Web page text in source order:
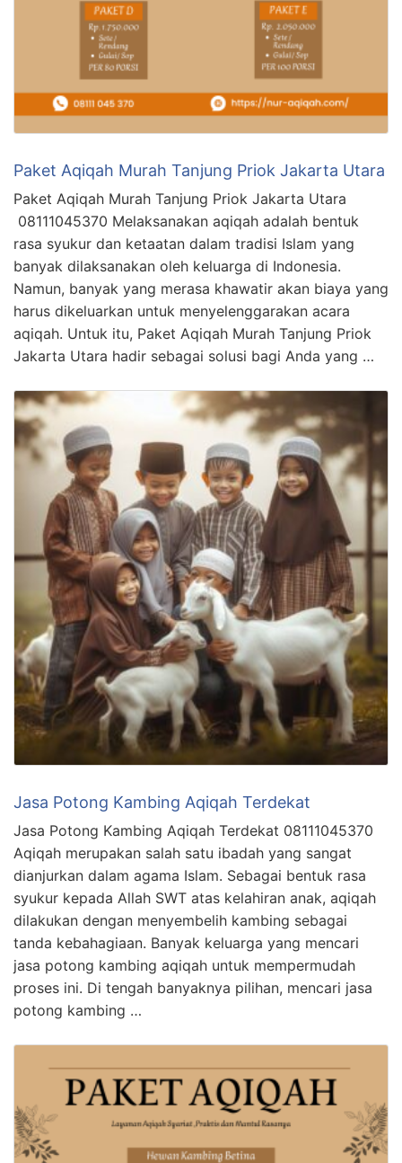
Paket Aqiqah Murah Tanjung Priok Jakarta Utara
Paket Aqiqah Murah Tanjung Priok Jakarta Utara
08111045370 Melaksanakan aqiqah adalah bentuk
rasa syukur dan ketaatan dalam tradisi Islam yang
banyak dilaksanakan oleh keluarga di Indonesia.
Namun, banyak yang merasa khawatir akan biaya yang
harus dikeluarkan untuk menyelenggarakan acara
aqiqah. Untuk itu, Paket Aqiqah Murah Tanjung Priok
Jakarta Utara hadir sebagai solusi bagi Anda yang …
Jasa Potong Kambing Aqiqah Terdekat
Jasa Potong Kambing Aqiqah Terdekat 08111045370
Aqiqah merupakan salah satu ibadah yang sangat
dianjurkan dalam agama Islam. Sebagai bentuk rasa
syukur kepada Allah SWT atas kelahiran anak, aqiqah
dilakukan dengan menyembelih kambing sebagai
tanda kebahagiaan. Banyak keluarga yang mencari
jasa potong kambing aqiqah untuk mempermudah
proses ini. Di tengah banyaknya pilihan, mencari jasa
potong kambing …